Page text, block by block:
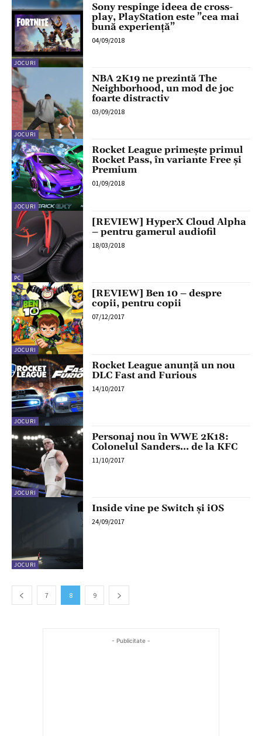
JOCURI
Sony respinge ideea de cross-
play, PlayStation este ”cea mai
bună experiență”
04/09/2018
JOCURI
NBA 2K19 ne prezintă The
Neighborhood, un mod de joc
foarte distractiv
03/09/2018
JOCURI
Rocket League primește primul
Rocket Pass, în variante Free și
Premium
01/09/2018
PC
[REVIEW] HyperX Cloud Alpha
– pentru gamerul audiofil
18/03/2018
JOCURI
[REVIEW] Ben 10 – despre
copii, pentru copii
07/12/2017
JOCURI
Rocket League anunță un nou
DLC Fast and Furious
14/10/2017
JOCURI
Personaj nou în WWE 2K18:
Colonelul Sanders… de la KFC
11/10/2017
JOCURI
Inside vine pe Switch și iOS
24/09/2017
7 8 9
- Publicitate -